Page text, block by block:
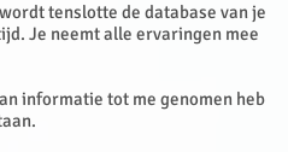
tenslotte de database van je
Je neemt alle ervaringen mee
informatie tot me genomen heb